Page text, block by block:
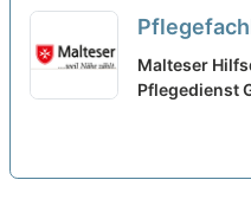
- Hier
Malteser
Pflegedienst